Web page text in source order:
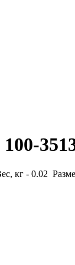
кг - 0.02